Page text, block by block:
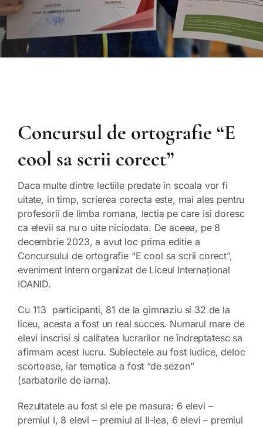
Concursul de ortografie “E
cool sa scrii corect”
Daca multe dintre lectiile predate in scoala vor fi
uitate, in timp, scrierea corecta este, mai ales pentru
profesorii de limba romana, lectia pe care isi doresc
ca elevii sa nu o uite niciodata. De aceea, pe 8
decembrie 2023, a avut loc prima editie a
Concursului de ortografie “E cool sa scrii corect”,
eveniment intern organizat de Liceul Internațional
IOANID.
Cu 113 participanti, 81 de la gimnaziu si 32 de la
liceu, acesta a fost un real succes. Numarul mare de
elevi inscrisi si calitatea lucrarilor ne îndreptatesc sa
afirmam acest lucru. Subiectele au fost ludice, deloc
scortoase, iar tematica a fost “de sezon”
(sarbatorile de iarna).
Rezultatele au fost si ele pe masura: 6 elevi –
premiul I, 8 elevi – premiul al II-lea, 6 elevi – premiul